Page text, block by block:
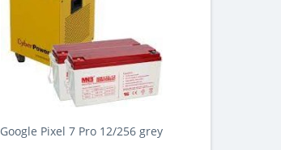
Google Pixel 7 Pro 12/256 grey